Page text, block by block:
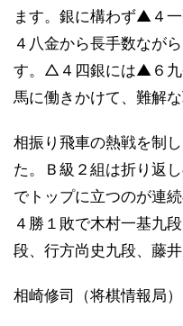
ます。銀に構わず▲４
４八金から長手数なが
す。△４四銀には▲６九
馬に働きかけて、難解な
相振り飛車の熱戦を制
た。Ｂ級２組は折り返
でトップに立つのが連
４勝１敗で木村一基九
段、行方尚史九段、藤
相崎修司（将棋情報局）